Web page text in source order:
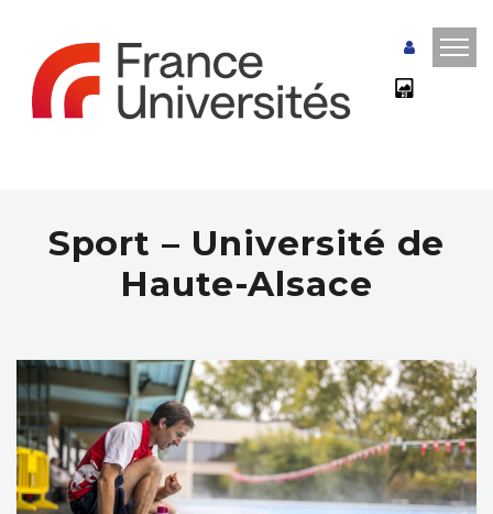
Sport – Université de
Haute-Alsace